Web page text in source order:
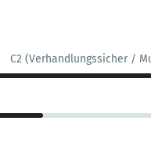
C2 (Verhandlungssicher /